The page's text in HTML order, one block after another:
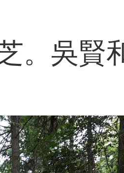
。吳賢